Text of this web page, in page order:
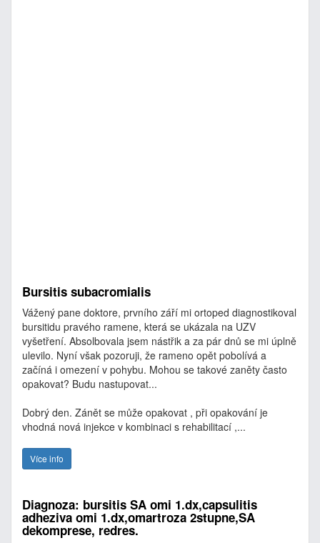
Bursitis subacromialis
Vážený pane doktore, prvního září mi ortoped diagnostikoval
bursitidu pravého ramene, která se ukázala na UZV
vyšetření. Absolbovala jsem nástřik a za pár dnů se mi úplně
ulevilo. Nyní však pozoruji, že rameno opět pobolívá a
začíná i omezení v pohybu. Mohou se takové zaněty často
opakovat? Budu nastupovat...
Dobrý den. Zánět se může opakovat , při opakování je
vhodná nová injekce v kombinaci s rehabilitací ,...
Více info
Diagnoza: bursitis SA omi 1.dx,capsulitis
adheziva omi 1.dx,omartroza 2stupne,SA
dekomprese, redres.